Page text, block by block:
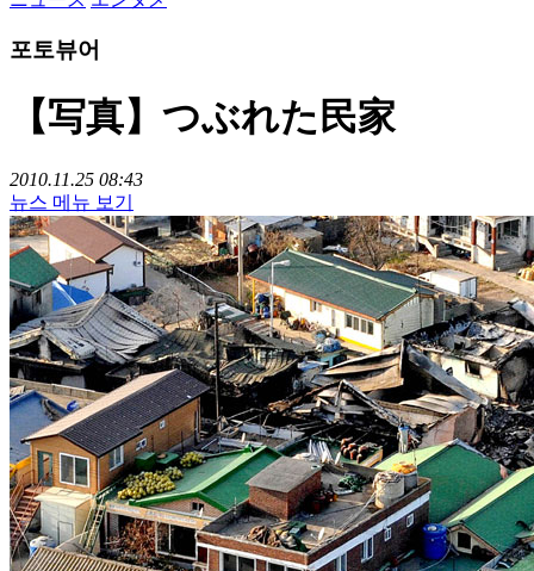
포토뷰어
【写真】つぶれた民家
2010.11.25 08:43
뉴스 메뉴 보기